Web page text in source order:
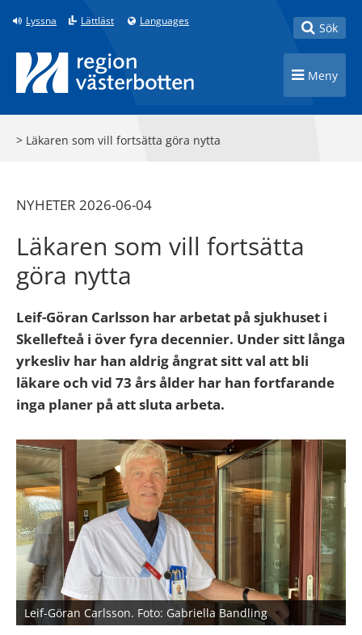
Till innehåll på sidan
Lyssna Lättläst Languages Toggle
Sök
Toggle
Meny
> Läkaren som vill fortsätta göra nytta
NYHETER 2026-06-04
Läkaren som vill fortsätta
göra nytta
Leif-Göran Carlsson har arbetat på sjukhuset i
Skellefteå i över fyra decennier. Under sitt långa
yrkesliv har han aldrig ångrat sitt val att bli
läkare och vid 73 års ålder har han fortfarande
inga planer på att sluta arbeta.
Leif-Göran Carlsson. Foto: Gabriella Bandling